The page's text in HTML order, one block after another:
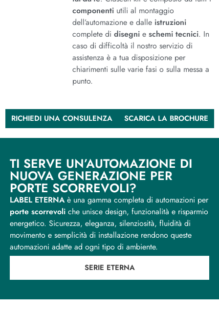
componenti utili al montaggio
dell’automazione e dalle istruzioni
complete didisegni eschemi tecnici. In
caso di difficoltà il nostro servizio di
assistenza è a tua disposizione per
chiarimenti sulle varie fasi o sulla messa a
punto.
RICHIEDI UNA CONSULENZA SCARICA LA BROCHURE
TI SERVE UN’AUTOMAZIONE DI
NUOVA GENERAZIONE PER
PORTE SCORREVOLI?
LABEL ETERNAè una gamma completa di automazioni per
porte scorrevoli che unisce design, funzionalità e risparmio
energetico. Sicurezza, eleganza, silenziosità, fluidità di
movimento e semplicità di installazione rendono queste
automazioni adatte ad ogni tipo di ambiente.
SERIE ETERNA